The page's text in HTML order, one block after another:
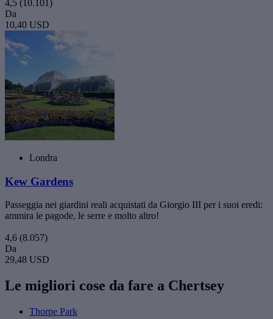
4,5 (10.101)
Da
10,40 USD
Londra
Kew Gardens
Passeggia nei giardini reali acquistati da Giorgio III per i suoi eredi:
ammira le pagode, le serre e molto altro!
4,6 (8.057)
Da
29,48 USD
Le migliori cose da fare a Chertsey
Thorpe Park